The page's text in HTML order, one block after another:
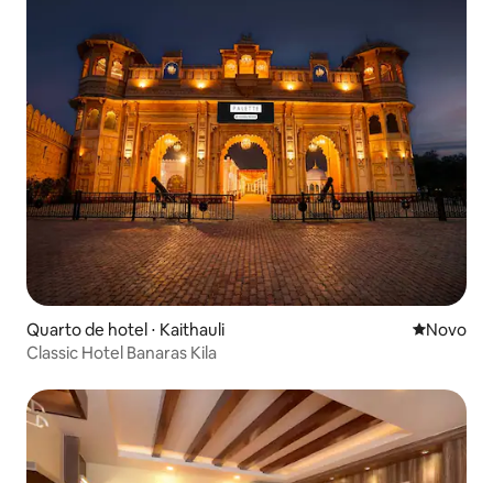
Quarto de hotel ⋅ Kaithauli Novo
Novo
Classic Hotel Banaras Kila